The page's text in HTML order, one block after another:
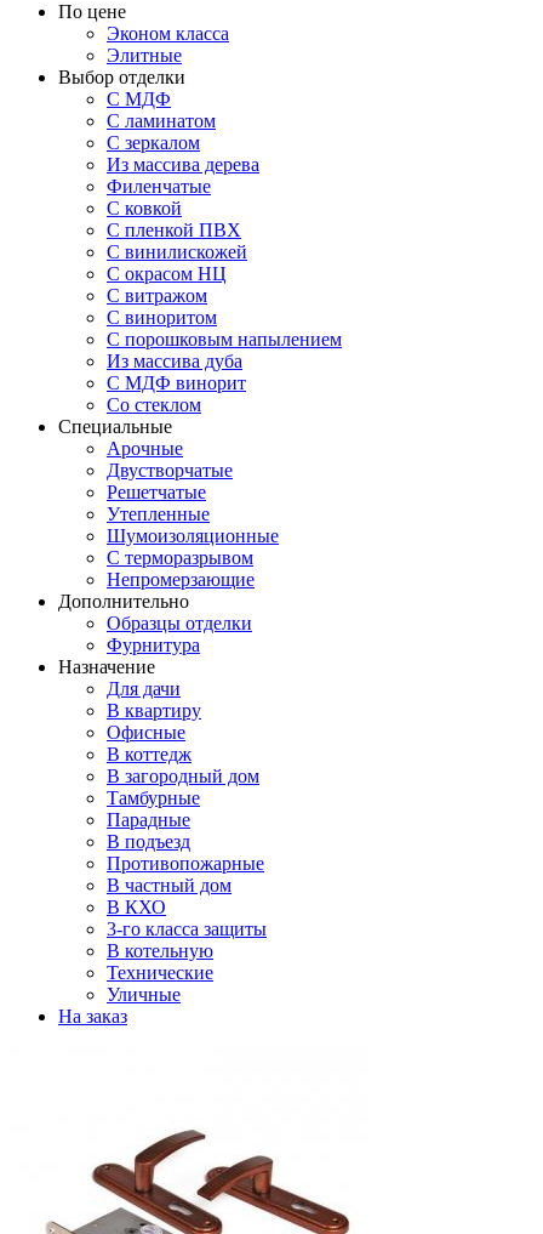
По цене
Эконом класса
Элитные
Выбор отделки
С МДФ
С ламинатом
С зеркалом
Из массива дерева
Филенчатые
С ковкой
С пленкой ПВХ
С винилискожей
С окрасом НЦ
С витражом
С виноритом
С порошковым напылением
Из массива дуба
С МДФ винорит
Со стеклом
Специальные
Арочные
Двустворчатые
Решетчатые
Утепленные
Шумоизоляционные
С терморазрывом
Непромерзающие
Дополнительно
Образцы отделки
Фурнитура
Назначение
Для дачи
В квартиру
Офисные
В коттедж
В загородный дом
Тамбурные
Парадные
В подъезд
Противопожарные
В частный дом
В КХО
3-го класса защиты
В котельную
Технические
Уличные
На заказ